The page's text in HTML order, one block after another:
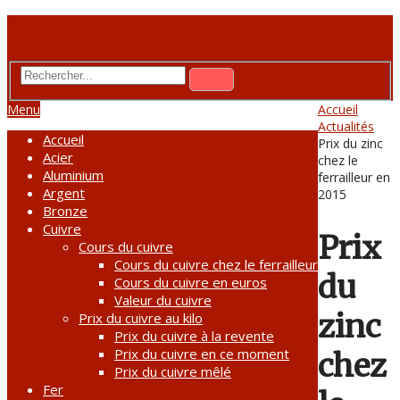
Menu
Accueil
Acier
Aluminium
Argent
Bronze
Cuivre
Cours du cuivre
Cours du cuivre chez le ferrailleur
Cours du cuivre en euros
Valeur du cuivre
Prix du cuivre au kilo
Prix du cuivre à la revente
Prix du cuivre en ce moment
Prix du cuivre mêlé
Fer
Accueil
Actualités
Prix du zinc
chez le
ferrailleur en
2015
Prix
du
zinc
chez